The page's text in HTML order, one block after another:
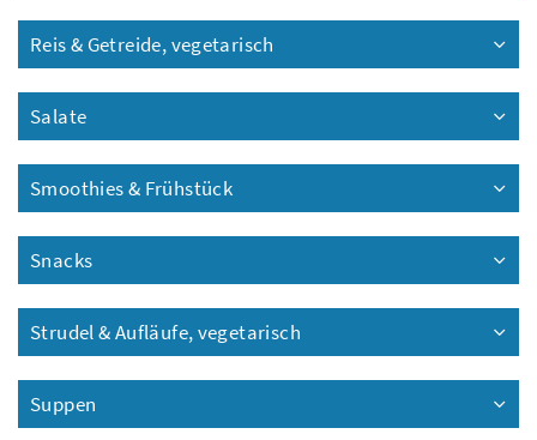
Reis & Getreide, vegetarisch
Salate
Smoothies & Frühstück
Snacks
Strudel & Aufläufe, vegetarisch
Suppen